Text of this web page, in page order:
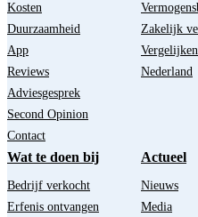
Kosten
Duurzaamheid
App
Reviews
Adviesgesprek
Second Opinion
Contact
Zakelijk
Nederland
Wat te doen bij
Bedrijf verkocht
Erfenis ontvangen
Actueel
Nieuws
Media